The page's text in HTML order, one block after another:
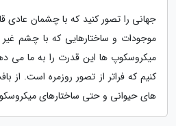
جهانی را تصور کنید که با چشمان عادی
موجودات و ساختارهایی که با چشم
میکروسکوپ ها این قدرت را به ما می
کنیم که فراتر از تصور روزمره است. از
های حیوانی و حتی ساختارهای